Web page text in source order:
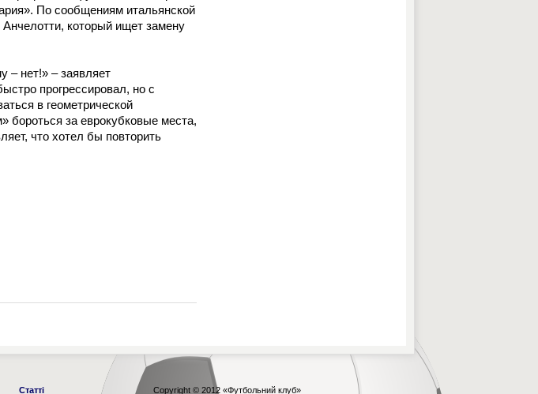
По сообщениям итальянской
который ищет замену
– нет!» – заявляет
прогрессировал, но с
в геометрической
бороться за еврокубковые места,
что хотел бы повторить
Статті Copyright © 2012 «Футбольний клуб»